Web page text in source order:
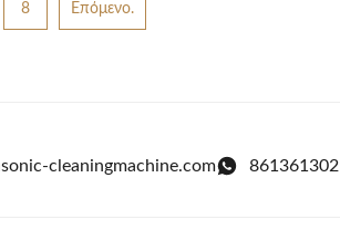
8 Επόμενο.
cleaningmachine.com